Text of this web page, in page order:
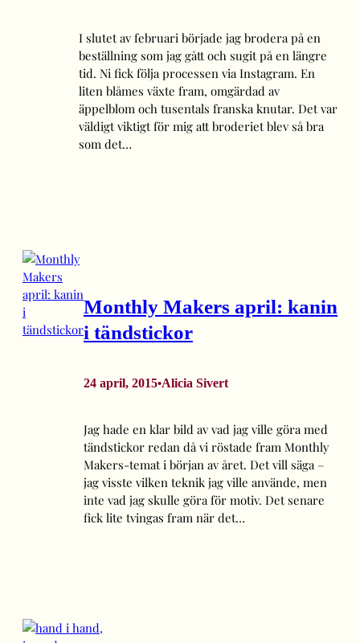
I slutet av februari började jag brodera på en
beställning som jag gått och sugit på en längre
tid. Ni fick följa processen via Instagram. En
liten blåmes växte fram, omgärdad av
äppelblom och tusentals franska knutar. Det var
väldigt viktigt för mig att broderiet blev så bra
som det…
Monthly Makers april: kanin
i tändstickor
24 april, 2015•Alicia Sivert
Jag hade en klar bild av vad jag ville göra med
tändstickor redan då vi röstade fram Monthly
Makers-temat i början av året. Det vill säga –
jag visste vilken teknik jag ville använde, men
inte vad jag skulle göra för motiv. Det senare
fick lite tvingas fram när det…